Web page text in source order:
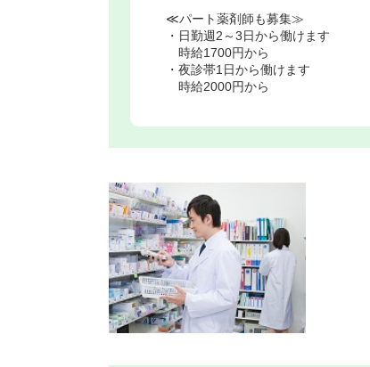
≪パート薬剤師も募集≫
・日勤週2～3日から働けます
時給1700円から
・夜診帯1日から働けます
時給2000円から